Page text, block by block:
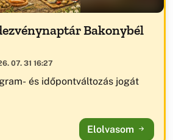
Bakonybél
07. 31 16:27
és időpontváltozás jogát
Elolvasom